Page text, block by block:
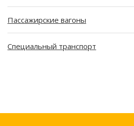
Пассажирские вагоны
Специальный транспорт